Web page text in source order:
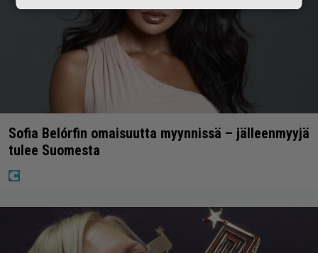
Sofia Belórfin omaisuutta myynnissä – jälleenmyyjä
tulee Suomesta